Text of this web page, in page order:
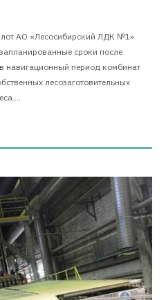
АО «Лесосибирский ЛДК №1»
сроки после
навигационный период комбинат
лесозаготовительных